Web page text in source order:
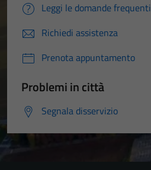
Leggi le domande frequenti
Richiedi assistenza
Prenota appuntamento
Problemi in città
Segnala disservizio